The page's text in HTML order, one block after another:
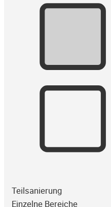
Teilsanierung
Einzelne Bereiche